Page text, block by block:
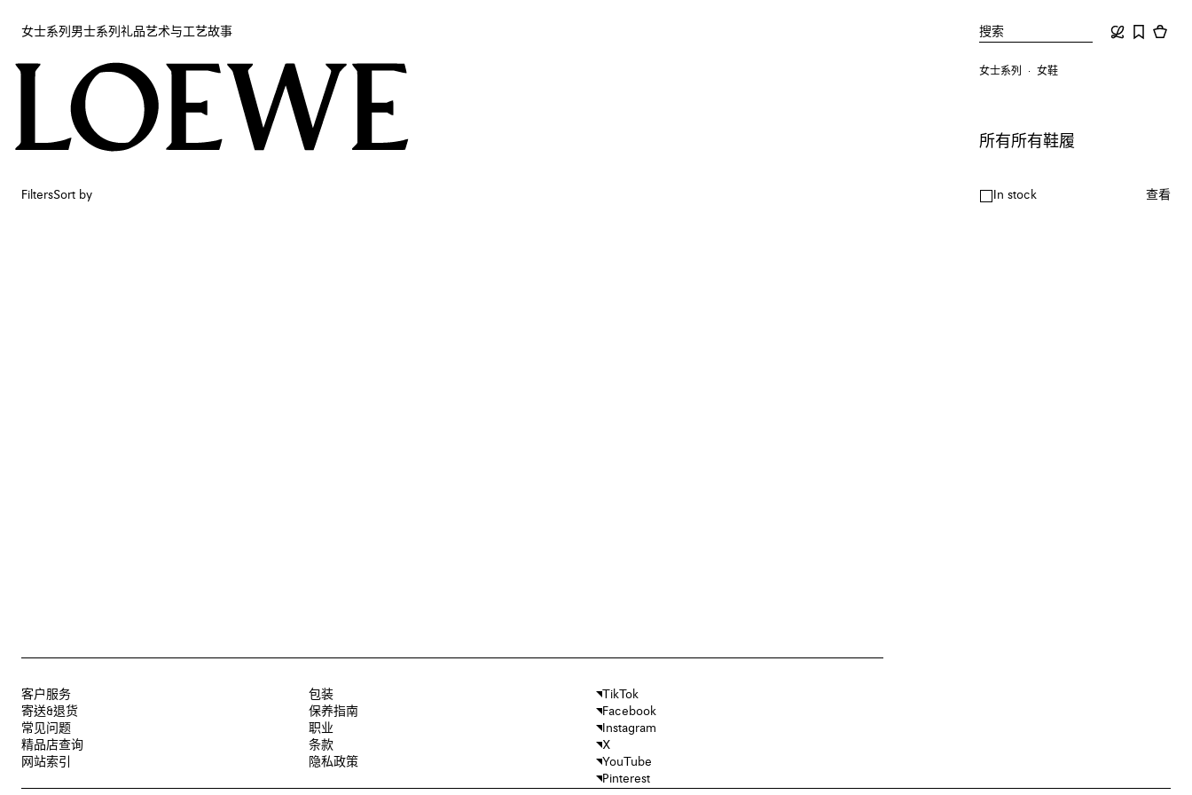
女士系列 男士系列 礼品艺术与工艺故事 搜索
女士系列
艺术与工艺
女士系列 女鞋
所有所有鞋履
FiltersSort by In stock 查看
客户服务
寄送&退货
常见问题
精品店查询
网站索引
包装
保养指南
职业
条款
隐私政策
TikTok
Facebook
Instagram
X
YouTube
Pinterest